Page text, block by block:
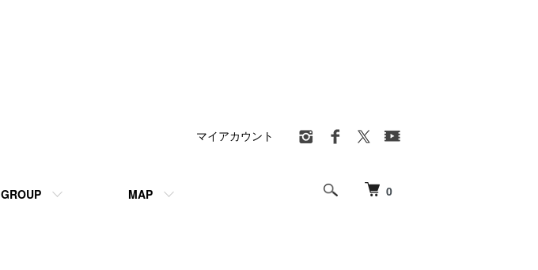
0
GROUP MAP
マイアカウント